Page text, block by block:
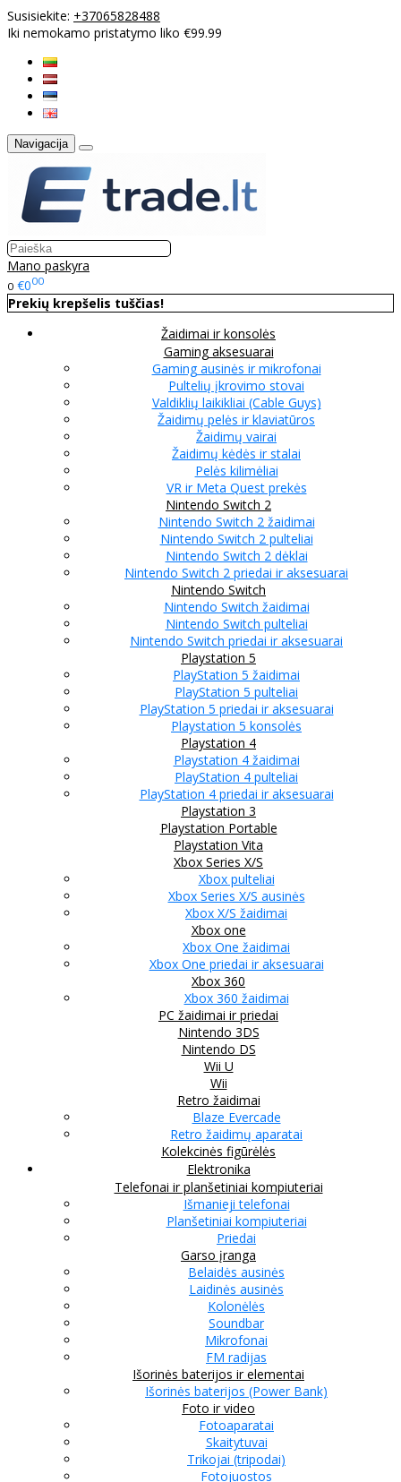
Susisiekite: +37065828488
Iki nemokamo pristatymo liko €99.99
Navigacija
Mano paskyra
0 €000
Prekių krepšelis tuščias!
Žaidimai ir konsolės
Gaming aksesuarai
Gaming ausinės ir mikrofonai
Pultelių įkrovimo stovai
Valdiklių laikikliai (Cable Guys)
Žaidimų pelės ir klaviatūros
Žaidimų vairai
Žaidimų kėdės ir stalai
Pelės kilimėliai
VR ir Meta Quest prekės
Nintendo Switch 2
Nintendo Switch 2 žaidimai
Nintendo Switch 2 pulteliai
Nintendo Switch 2 dėklai
Nintendo Switch 2 priedai ir aksesuarai
Nintendo Switch
Nintendo Switch žaidimai
Nintendo Switch pulteliai
Nintendo Switch priedai ir aksesuarai
Playstation 5
PlayStation 5 žaidimai
PlayStation 5 pulteliai
PlayStation 5 priedai ir aksesuarai
Playstation 5 konsolės
Playstation 4
Playstation 4 žaidimai
PlayStation 4 pulteliai
PlayStation 4 priedai ir aksesuarai
Playstation 3
Playstation Portable
Playstation Vita
Xbox Series X/S
Xbox pulteliai
Xbox Series X/S ausinės
Xbox X/S žaidimai
Xbox one
Xbox One žaidimai
Xbox One priedai ir aksesuarai
Xbox 360
Xbox 360 žaidimai
PC žaidimai ir priedai
Nintendo 3DS
Nintendo DS
Wii U
Wii
Retro žaidimai
Blaze Evercade
Retro žaidimų aparatai
Kolekcinės figūrėlės
Elektronika
Telefonai ir planšetiniai kompiuteriai
Išmanieji telefonai
Planšetiniai kompiuteriai
Priedai
Garso įranga
Belaidės ausinės
Laidinės ausinės
Kolonėlės
Soundbar
Mikrofonai
FM radijas
Išorinės baterijos ir elementai
Išorinės baterijos (Power Bank)
Foto ir video
Fotoaparatai
Skaitytuvai
Trikojai (tripodai)
Fotojuostos